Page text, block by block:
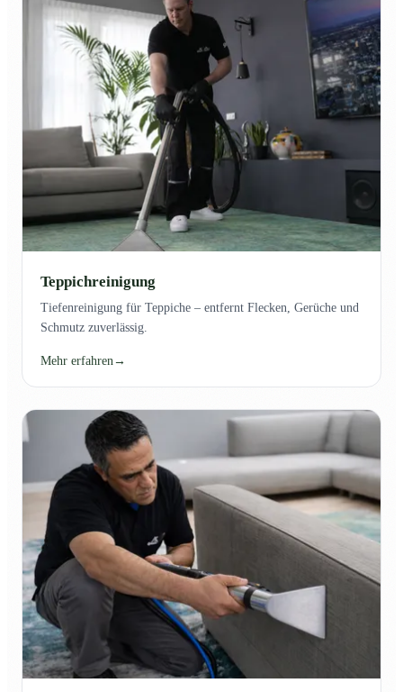
Teppichreinigung
Tiefenreinigung für Teppiche – entfernt Flecken, Gerüche und
Schmutz zuverlässig.
Mehr erfahren →